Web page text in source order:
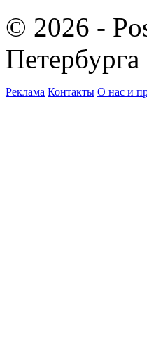
© 2026 -
Реклама Контакты О нас и